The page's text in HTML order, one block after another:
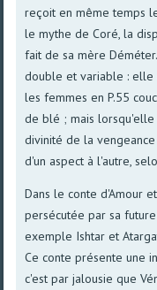
reçoit en même temps
le mythe de Coré, la
fait de sa mère
double et variable : elle
les femmes en P.55
de blé ; mais
divinité de la
d'un aspect à l'autre,
Dans le conte d'Amour
persécutée par sa
exemple Ishtar et
Ce conte présente une
c'est par jalousie que